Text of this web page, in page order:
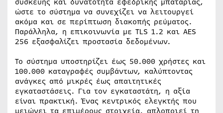
ώστε το σύστημα να συνεχίζει να λειτουργεί
ακόμα και σε περίπτωση διακοπής ρεύματος.
Παράλληλα, η επικοινωνία με TLS 1.2 και AES
256 εξασφαλίζει προστασία δεδομένων.
Το σύστημα υποστηρίζει έως 50.000 χρήστες και
100.000 καταγραφές συμβάντων, καλύπτοντας
ανάγκες από μικρές έως απαιτητικές
εγκαταστάσεις. Για τον εγκαταστάτη, η αξία
είναι πρακτική. Ένας κεντρικός ελεγκτής που